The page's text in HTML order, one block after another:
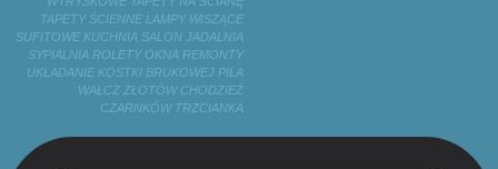
TAPETY ŚCIENNE LAMPY WISZĄCE
SUFITOWE KUCHNIA SALON JADALNIA
SYPIALNIA ROLETY OKNA REMONTY
UKŁADANIE KOSTKI BRUKOWEJ PIŁA
WAŁCZ ZŁOTÓW CHODZIEŻ
CZARNKÓW TRZCIANKA